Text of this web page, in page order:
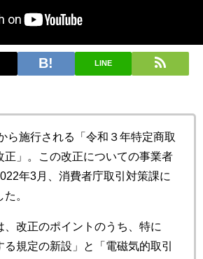
LINE
ら施行される「令和３年特定商取
正」。この改正についての事業者
年3月、消費者庁取引対策課に
。
、改正のポイントのうち、特に
る規定の新設」と「電磁気的取引